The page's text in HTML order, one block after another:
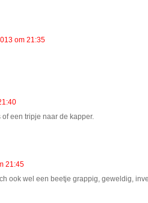
om 21:35
een tripje naar de kapper.
21:45
ook wel een beetje grappig, geweldig,